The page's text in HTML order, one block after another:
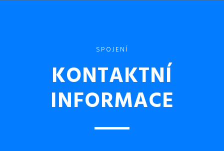
SPOJENÍ
KONTAKTNÍ
INFORMACE